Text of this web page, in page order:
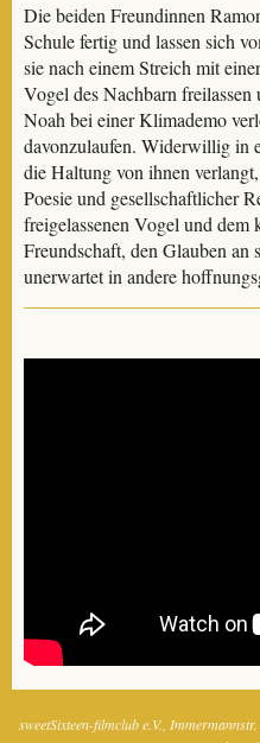
Die beiden Freundinnen
Schule fertig und lassen sich
sie nach einem Streich mit
Vogel des Nachbarn
Noah bei einer Klimademo
davonzulaufen. Widerwillig in
die Haltung von ihnen
Poesie und gesellschaftlicher
freigelassenen Vogel und
Freundschaft, den Glauben an
unerwartet in andere
sweetSixteen-filmclub e.V.